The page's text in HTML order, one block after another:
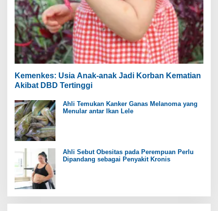
Kemenkes: Usia Anak-anak Jadi Korban Kematian
Akibat DBD Tertinggi
Ahli Temukan Kanker Ganas Melanoma yang
Menular antar Ikan Lele
Ahli Sebut Obesitas pada Perempuan Perlu
Dipandang sebagai Penyakit Kronis